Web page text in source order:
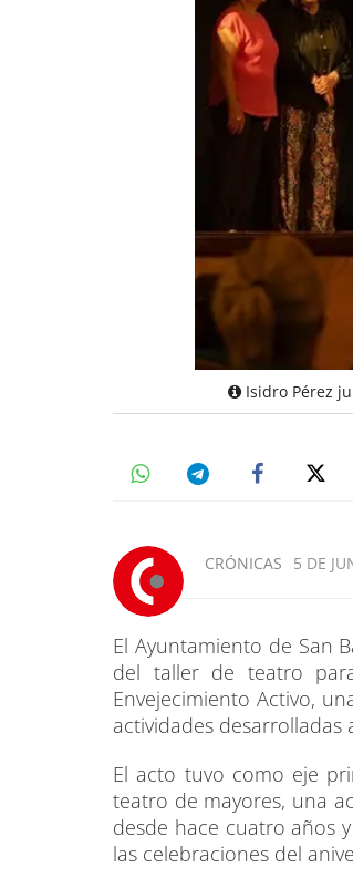
Isidro Pérez
CRÓNICAS 5 DE
El Ayuntamiento de San
del taller de teatro
Envejecimiento Activo,
actividades desarrolladas
El acto tuvo como eje
teatro de mayores, una
desde hace cuatro años
las celebraciones del